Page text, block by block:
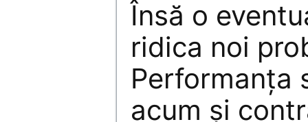
Însă o
ridica noi
Performanţa
acum şi